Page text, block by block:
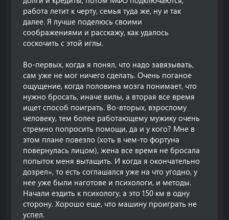
работа летит к черту, семья туда же, ну и так
далее. Я лучше поделюсь своими
соображениями и расскажу, как удалось
соскочить с этой иглы.
Во-первых, когда я понял, что надо завязывать,
сам уже не мог ничего сделать. Очень поганое
ощущение, когда половина мозга понимает, что
нужно бросать, иначе вилы, а вторая все время
ищет способ поиграть. Во-вторых, взрослому
человеку, тем более работающему мужику очень
стремно попросить помощи, да и у кого? Мне в
этом плане повезло (хоть в чем-то фортуна
повернулась лицом), жена все время не бросала
попыток меня вытащить. И когда я окончательно
дозрел», то есть соглашался уже на что угодно, у
нее уже были наготове и психологи, и методы.
Начали ездить к психологу, а это 150 км в одну
сторону. Хорошо еще, что машину проиграть не
успел.